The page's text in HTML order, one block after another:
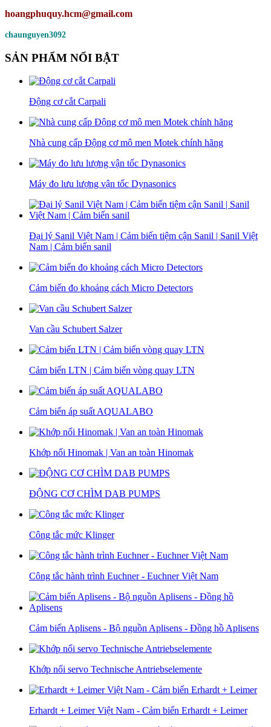
hoangphuquy.hcm@gmail.com
chaunguyen3092
SẢN PHẨM NỔI BẬT
Động cơ cắt Carpali
Nhà cung cấp Động cơ mô men Motek chính hãng
Máy đo lưu lượng vận tốc Dynasonics
Đại lý Sanil Việt Nam | Cảm biến tiệm cận Sanil | Sanil Việt
Nam | Cảm biến sanil
Cảm biến đo khoảng cách Micro Detectors
Van cầu Schubert Salzer
Cảm biến LTN | Cảm biến vòng quay LTN
Cảm biến áp suất AQUALABO
Khớp nối Hinomak | Van an toàn Hinomak
ĐỘNG CƠ CHÌM DAB PUMPS
Công tắc mức Klinger
Công tắc hành trình Euchner - Euchner Việt Nam
Cảm biến Aplisens - Bộ nguồn Aplisens - Đồng hồ Aplisens
Khớp nối servo Technische Antriebselemente
Erhardt + Leimer Việt Nam - Cảm biến Erhardt + Leimer